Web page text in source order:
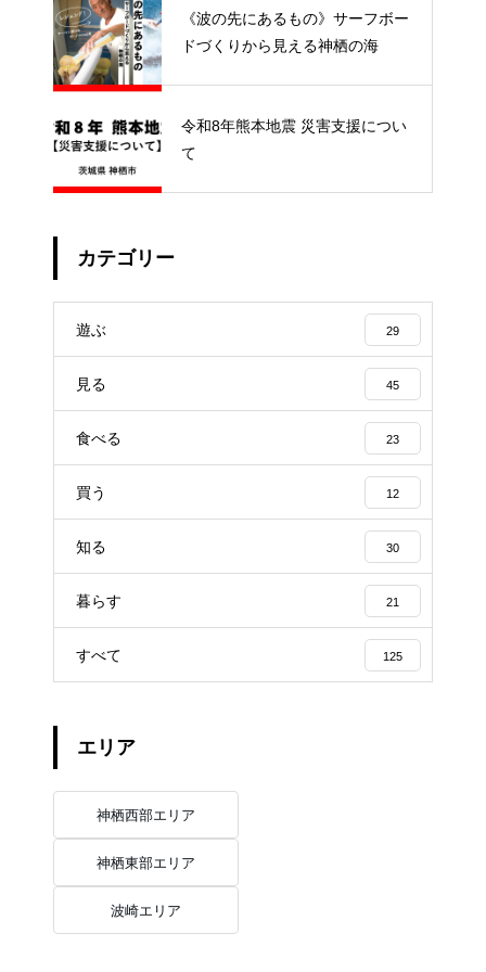
《波の先にあるもの》サーフボー
ドづくりから見える神栖の海
令和8年熊本地震 災害支援につい
て
カテゴリー
遊ぶ 29
見る 45
食べる 23
買う 12
知る 30
暮らす 21
すべて 125
エリア
神栖西部エリア
神栖東部エリア
波崎エリア